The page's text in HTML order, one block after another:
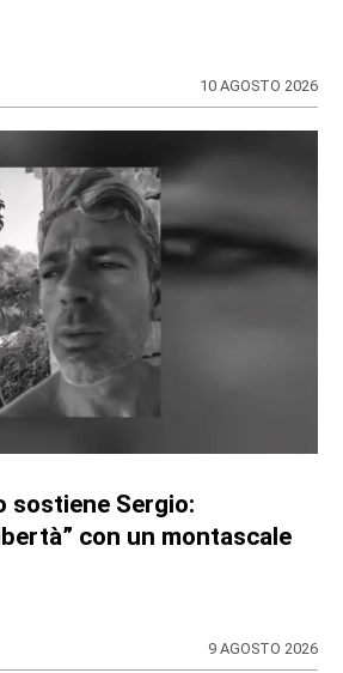
10 AGOSTO 2026
sostiene Sergio:
con un montascale
9 AGOSTO 2026